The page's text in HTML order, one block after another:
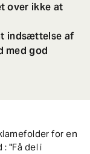
over ikke at
indsættelse af
med god
for en
"Få del i